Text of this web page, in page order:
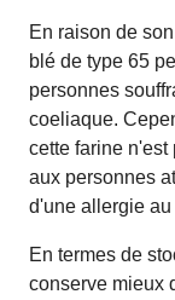
En raison de
blé de type 65
personnes
coeliaque.
cette farine
aux personnes
d'une allergie au
En termes de
conserve mieux